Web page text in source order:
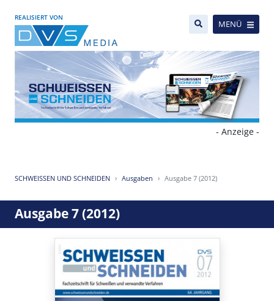
REALISIERT VON
MENÜ
- Anzeige -
SCHWEISSEN UND SCHNEIDEN Ausgaben Ausgabe 7 (2012)
Ausgabe 7 (2012)